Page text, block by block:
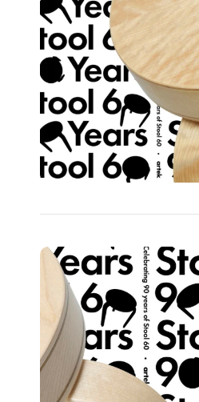
フラッグシップストア
熊本店
Arv